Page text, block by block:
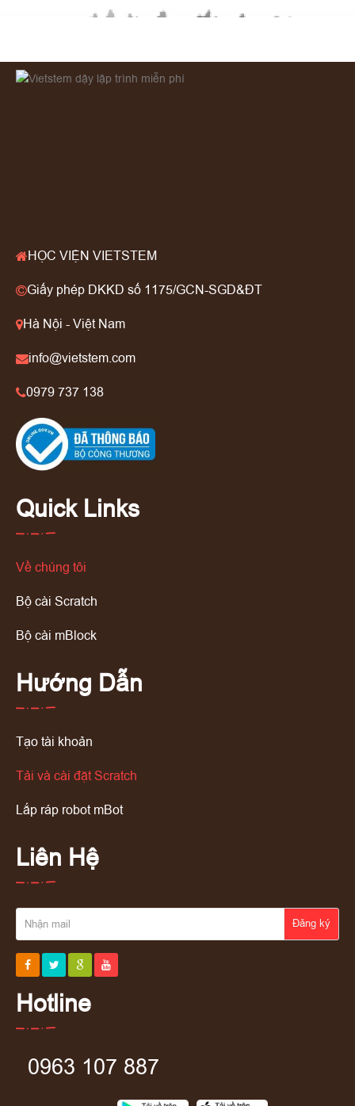
HỌC VIỆN VIETSTEM
Giấy phép DKKD số 1175/GCN-SGD&ĐT
Hà Nội - Việt Nam
info@vietstem.com
0979 737 138
Quick Links
Về chúng tôi
Bộ cài Scratch
Bộ cài mBlock
Hướng Dẫn
Tạo tài khoản
Tải và cài đặt Scratch
Lắp ráp robot mBot
Liên Hệ
Đăng ký
Hotline
0963 107 887